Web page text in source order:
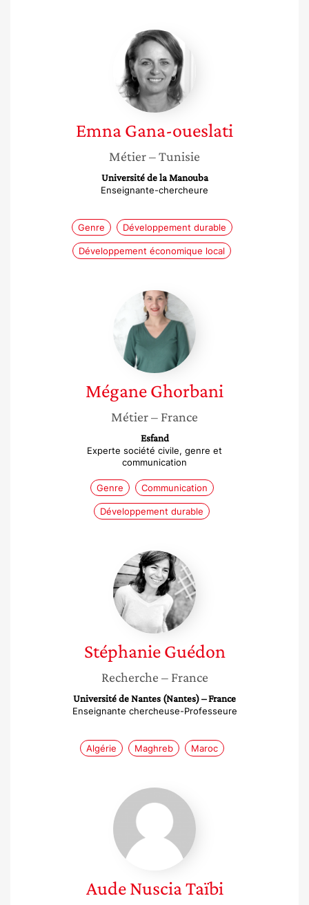
Emna
Gana-
oueslati
EmnaGana-oueslati
Métier– Tunisie
Université de la Manouba
Enseignante-chercheure
Genre Développement durable
Développement économique local
Mégane
Ghorbani
MéganeGhorbani
Métier– France
Esfand
Experte société civile, genre et
communication
Genre Communication
Développement durable
Stéphanie
Guédon
Stéphanie Guédon
Recherche – France
Université de Nantes (Nantes) – France
Enseignante chercheuse-Professeure
Algérie Maghreb Maroc
Aude
Nuscia
Taïbi
Aude NusciaTaïbi